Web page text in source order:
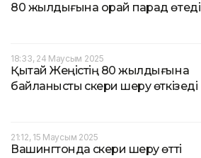
80 жылдығына орай парад өтеді
18:33, 24 Маусым 2025
Қытай Жеңістің 80 жылдығына
байланысты әскери шеру өткізеді
21:12, 15 Маусым 2025
Вашингтонда әскери шеру өтті